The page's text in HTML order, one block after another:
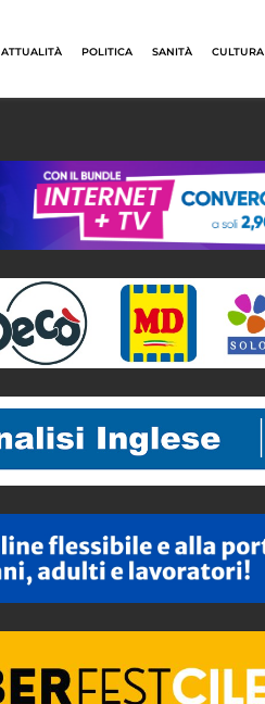
ATTUALITÀ POLITICA SANITÀ CULTURA